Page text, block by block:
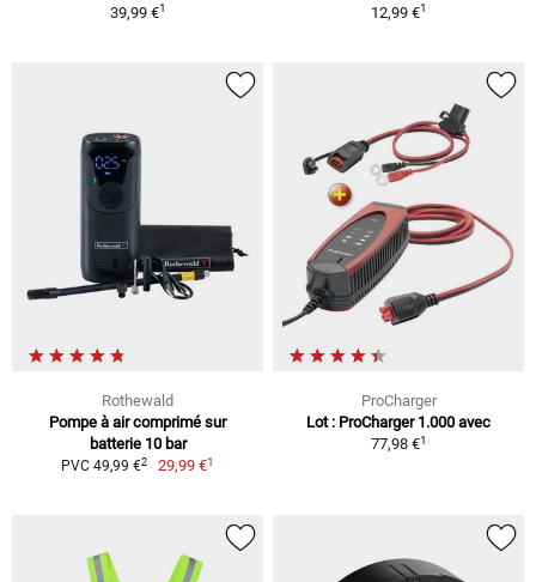
39,99 €1 12,99 €1
Rothewald
Pompe à air comprimé sur
batterie 10 bar
PVC 49,99 €2 29,99 €1
ProCharger
Lot : ProCharger 1.000 avec
77,98 €1